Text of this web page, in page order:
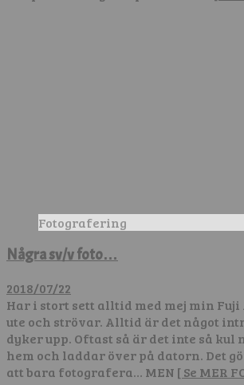
Fotografering
Några sv/v foto…
2018/07/22
Har i stort sett alltid med mej min Fuji
ute och strövar. Alltid är det något
dyker upp. Oftast så är det inte så kul
hem och laddar över på datorn. Det
att bara fotografera… MEN [ Se MER